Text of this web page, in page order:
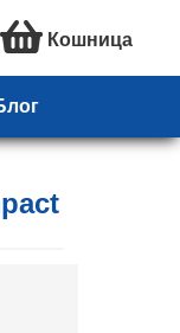
Кошница